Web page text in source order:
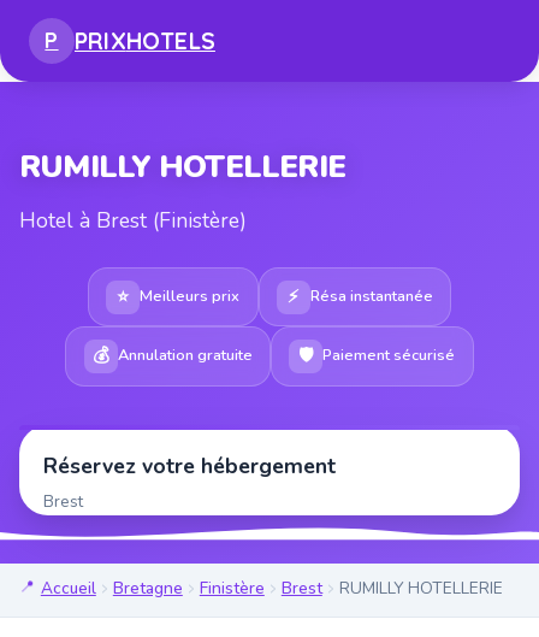
P PRIXHOTELS
RUMILLY HOTELLERIE
Hotel à Brest (Finistère)
⭐ Meilleurs prix ⚡ Résa instantanée
💰 Annulation gratuite 🛡 Paiement sécurisé
Réservez votre hébergement
Brest
Accueil Bretagne Finistère Brest RUMILLY HOTELLERIE